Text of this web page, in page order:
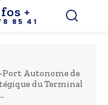
+
85 41
Port Autonome de
du Terminal